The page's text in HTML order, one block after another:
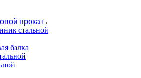
прокат
стальной
балка